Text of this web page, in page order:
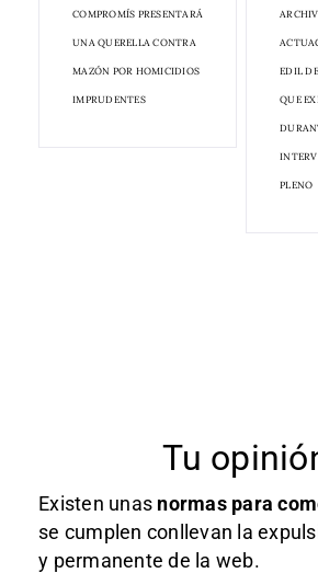
COMPROMÍS PRESENTARÁ
UNA QUERELLA CONTRA
MAZÓN POR HOMICIDIOS
IMPRUDENTES
EDIL
QUE
PLENO
Tu
Existen unas normas para
se cumplen conllevan la
y permanente de la web.